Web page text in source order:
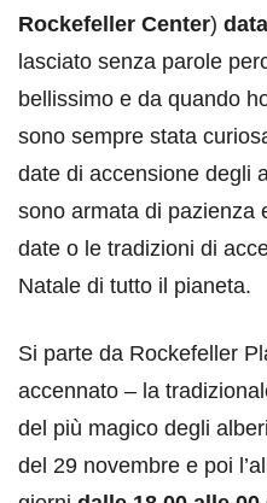
Rockefeller Center)
lasciato senza parole
bellissimo e da quando
sono sempre stata
date di accensione degli
sono armata di pazienza
date o le tradizioni di
Natale di tutto il pianeta.
Si parte da Rockefeller
accennato – la
del più magico degli
del 29 novembre e poi